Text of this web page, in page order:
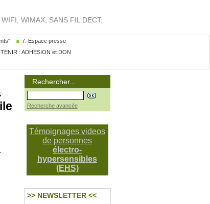
WIMAX, SANS FIL DECT,
7. Espace presse
: ADHESION et DON
Rechercher...
Recherche avancée
Témoignages videos
de personnes
électro-
hypersensibles
(EHS)
>> NEWSLETTER <<